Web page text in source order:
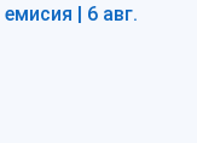
| 6 авг.